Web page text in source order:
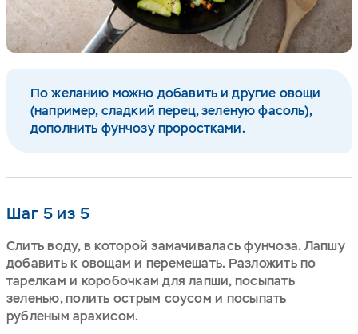
По желанию можно добавить и другие овощи
(например, сладкий перец, зеленую фасоль),
дополнить фунчозу проростками.
Шаг 5 из 5
Слить воду, в которой замачивалась фунчоза. Лапшу
добавить к овощам и перемешать. Разложить по
тарелкам и коробочкам для лапши, посыпать
зеленью, полить острым соусом и посыпать
рубленым арахисом.